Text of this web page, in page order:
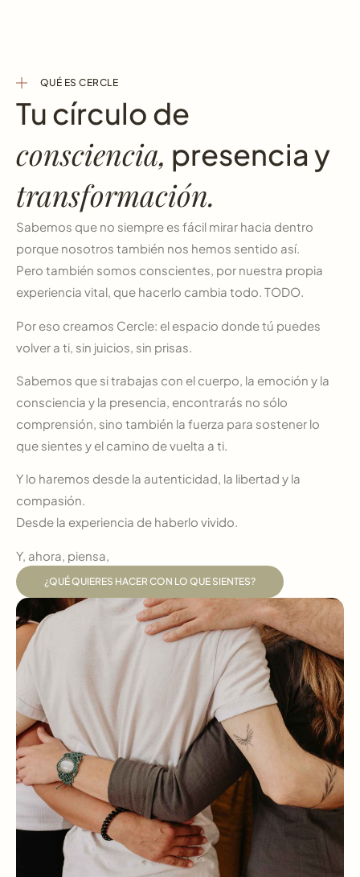
QUÉ ES CERCLE
Tu círculo de
consciencia, presencia y
transformación.
Sabemos que no siempre es fácil mirar hacia dentro
porque nosotros también nos hemos sentido así.
Pero también somos conscientes, por nuestra propia
experiencia vital, que hacerlo cambia todo. TODO.
Por eso creamos Cercle: el espacio donde tú puedes
volver a ti, sin juicios, sin prisas.
Sabemos que si trabajas con el cuerpo, la emoción y la
consciencia y la presencia, encontrarás no sólo
comprensión, sino también la fuerza para sostener lo
que sientes y el camino de vuelta a ti.
Y lo haremos desde la autenticidad, la libertad y la
compasión.
Desde la experiencia de haberlo vivido.
Y, ahora, piensa,
¿QUÉ QUIERES HACER CON LO QUE SIENTES?